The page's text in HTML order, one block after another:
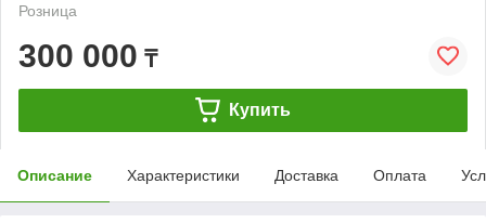
Розница
300 000 ₸
Купить
Описание Характеристики Доставка Оплата